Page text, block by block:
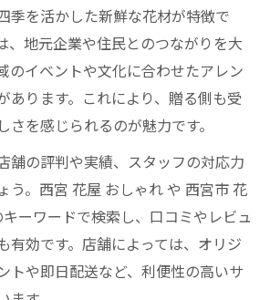
季を活かした新鮮な花材が特徴で
、地元企業や住民とのつながりを大
のイベントや文化に合わせたアレン
あります。これにより、贈る側も受
さを感じられるのが魅力です。
舗の評判や実績、スタッフの対応力
う。西宮 花屋 おしゃれ や 西宮市 花
ーワードで検索し、口コミやレビュ
有効です。店舗によっては、オリジ
トや即日配送など、利便性の高いサ